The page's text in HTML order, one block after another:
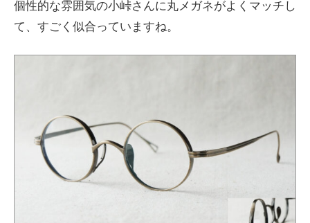
個性的な雰囲気の小峠さんに丸メガネがよくマッチし
て、すごく似合っていますね。